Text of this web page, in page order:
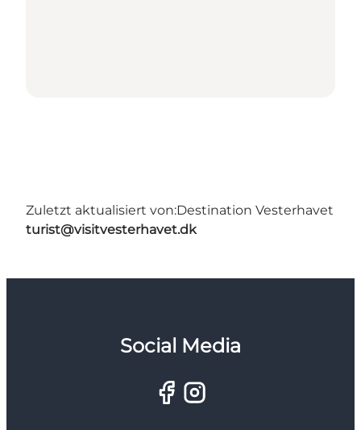
Zuletzt aktualisiert von:Destination Vesterhavet
turist@visitvesterhavet.dk
Social Media